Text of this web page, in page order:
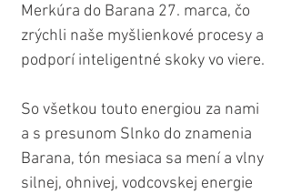
Merkúra do Barana 27. marca, čo
zrýchli naše myšlienkové procesy a
podporí inteligentné skoky vo viere.
So všetkou touto energiou za nami
a s presunom Slnko do znamenia
Barana, tón mesiaca sa mení a vlny
silnej, ohnivej, vodcovskej energie